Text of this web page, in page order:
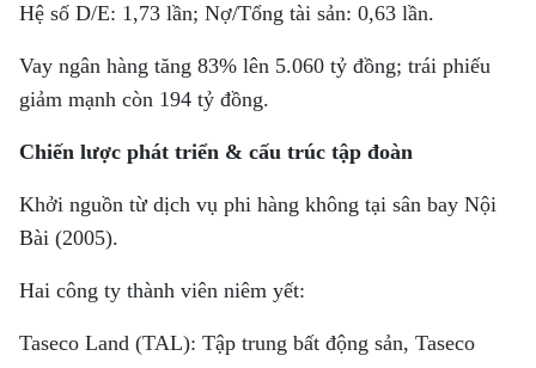
Hệ số D/E: 1,73 lần; Nợ/Tổng tài sản: 0,63 lần.
Vay ngân hàng tăng 83% lên 5.060 tỷ đồng; trái phiếu
giảm mạnh còn 194 tỷ đồng.
Chiến lược phát triển & cấu trúc tập đoàn
Khởi nguồn từ dịch vụ phi hàng không tại sân bay Nội
Bài (2005).
Hai công ty thành viên niêm yết:
Taseco Land (TAL): Tập trung bất động sản, Taseco